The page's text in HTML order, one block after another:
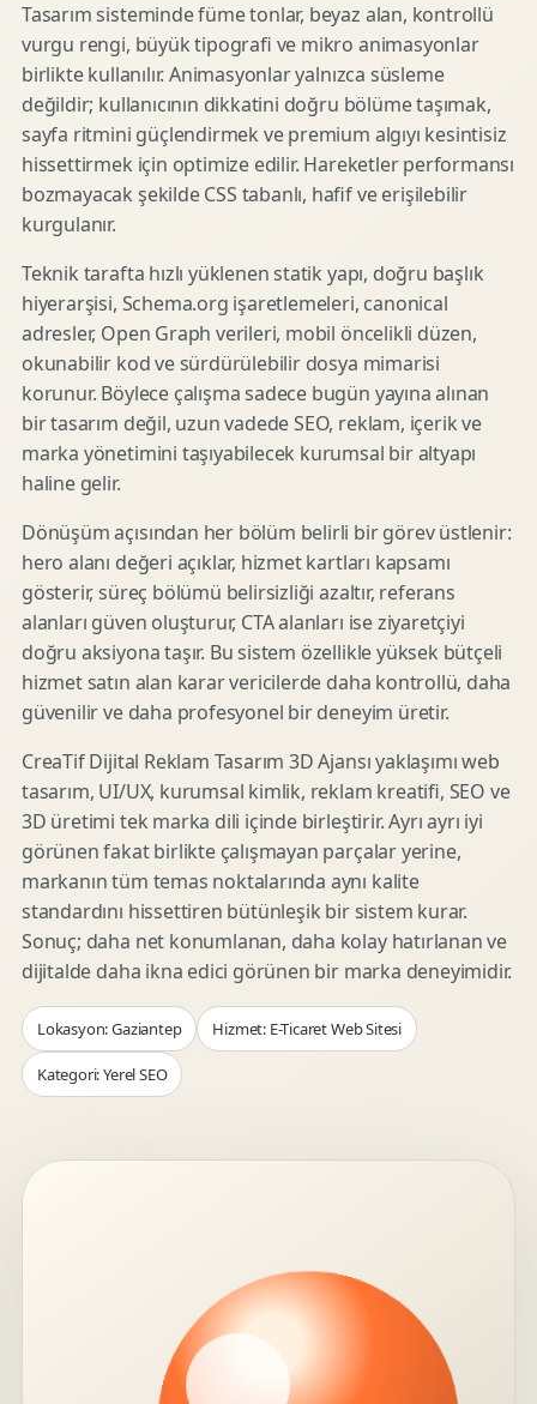
Tasarım sisteminde füme tonlar, beyaz alan, kontrollü
vurgu rengi, büyük tipografi ve mikro animasyonlar
birlikte kullanılır. Animasyonlar yalnızca süsleme
değildir; kullanıcının dikkatini doğru bölüme taşımak,
sayfa ritmini güçlendirmek ve premium algıyı kesintisiz
hissettirmek için optimize edilir. Hareketler performansı
bozmayacak şekilde CSS tabanlı, hafif ve erişilebilir
kurgulanır.
Teknik tarafta hızlı yüklenen statik yapı, doğru başlık
hiyerarşisi, Schema.org işaretlemeleri, canonical
adresler, Open Graph verileri, mobil öncelikli düzen,
okunabilir kod ve sürdürülebilir dosya mimarisi
korunur. Böylece çalışma sadece bugün yayına alınan
bir tasarım değil, uzun vadede SEO, reklam, içerik ve
marka yönetimini taşıyabilecek kurumsal bir altyapı
haline gelir.
Dönüşüm açısından her bölüm belirli bir görev üstlenir:
hero alanı değeri açıklar, hizmet kartları kapsamı
gösterir, süreç bölümü belirsizliği azaltır, referans
alanları güven oluşturur, CTA alanları ise ziyaretçiyi
doğru aksiyona taşır. Bu sistem özellikle yüksek bütçeli
hizmet satın alan karar vericilerde daha kontrollü, daha
güvenilir ve daha profesyonel bir deneyim üretir.
CreaTif Dijital Reklam Tasarım 3D Ajansı yaklaşımı web
tasarım, UI/UX, kurumsal kimlik, reklam kreatifi, SEO ve
3D üretimi tek marka dili içinde birleştirir. Ayrı ayrı iyi
görünen fakat birlikte çalışmayan parçalar yerine,
markanın tüm temas noktalarında aynı kalite
standardını hissettiren bütünleşik bir sistem kurar.
Sonuç; daha net konumlanan, daha kolay hatırlanan ve
dijitalde daha ikna edici görünen bir marka deneyimidir.
Lokasyon: Gaziantep Hizmet: E-Ticaret Web Sitesi
Kategori: Yerel SEO